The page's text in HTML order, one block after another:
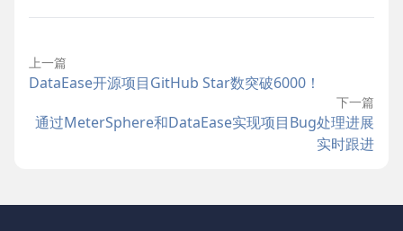
上一篇
DataEase开源项目GitHub Star数突破6000！
下一篇
通过MeterSphere和DataEase实现项目Bug处理进展
实时跟进